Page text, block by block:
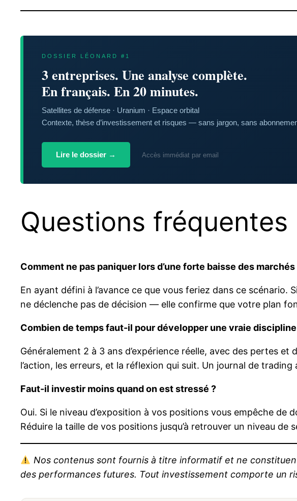
DOSSIER LÉONARD #1
3 entreprises. Une analyse complète.
En français. En 20 minutes.
Satellites de défense · Uranium · Espace orbital
Contexte, thèse d’investissement et risques — sans jargon, sans
Lire le dossier → Accès immédiat par email
Questions fréquentes
Comment ne pas paniquer lors d’une forte baisse des marchés
En ayant défini à l’avance ce que vous feriez dans ce
ne déclenche pas de décision — elle confirme que votre plan
Combien de temps faut-il pour développer une vraie
Généralement 2 à 3 ans d’expérience réelle, avec des pertes
l’action, les erreurs, et la réflexion qui suit. Un journal de
Faut-il investir moins quand on est stressé ?
Oui. Si le niveau d’exposition à vos positions vous empêche
Réduire la taille de vos positions jusqu’à retrouver un niveau de
Nos contenus sont fournis à titre informatif et ne
des performances futures. Tout investissement comporte un